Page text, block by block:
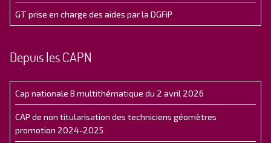
GT prise en charge des aides par la DGFiP
Depuis les CAPN
Cap nationale B multithématique du 2 avril 2026
CAP de non titularisation des techniciens géomètres
promotion 2024-2025